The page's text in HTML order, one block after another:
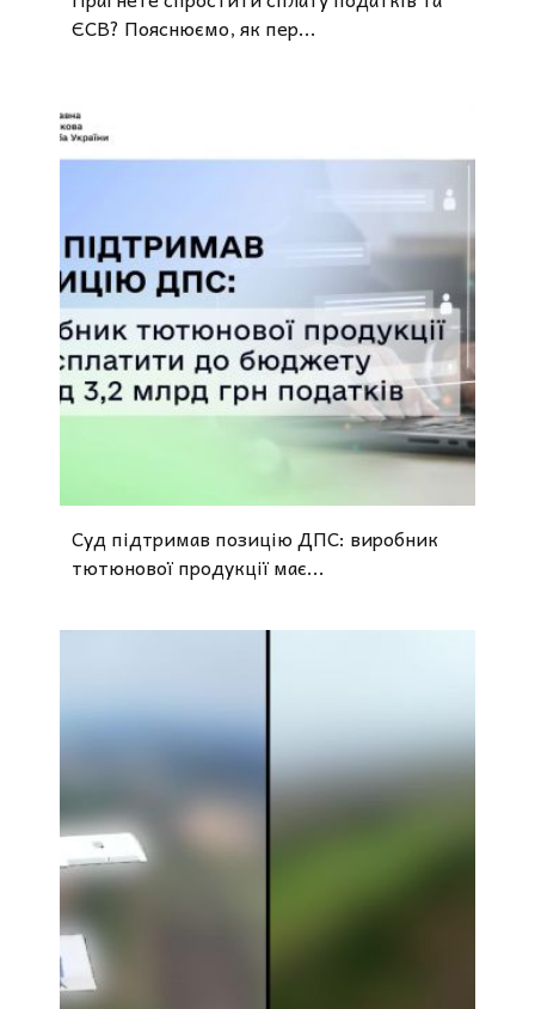
ЄСВ? Пояснюємо, як пер...
Суд підтримав позицію ДПС: виробник
тютюнової продукції має...